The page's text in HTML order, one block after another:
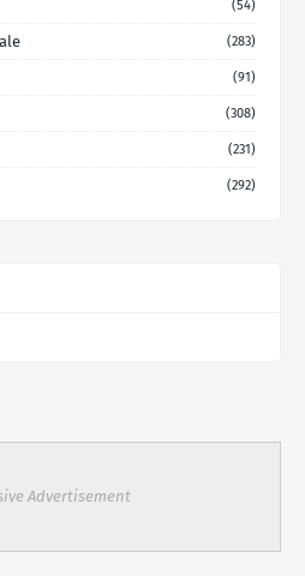
(54)
(283)
(91)
(308)
(231)
(292)
Advertisement